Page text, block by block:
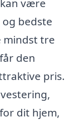
bedste
mindst tre
den
pris.
dit hjem,